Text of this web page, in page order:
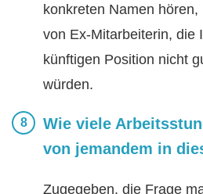
konkreten Namen
von Ex-Mitarbeiterin, die
künftigen Position nicht
würden.
Wie viele
von jemandem in
Zugegeben, die Frage